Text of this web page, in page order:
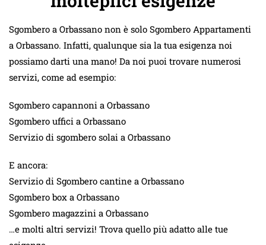
Sgombero a Orbassano non è solo Sgombero Appartamenti
a Orbassano. Infatti, qualunque sia la tua esigenza noi
possiamo darti una mano! Da noi puoi trovare numerosi
servizi, come ad esempio:
Sgombero capannoni a Orbassano
Sgombero uffici a Orbassano
Servizio di sgombero solai a Orbassano
E ancora:
Servizio di Sgombero cantine a Orbassano
Sgombero box a Orbassano
Sgombero magazzini a Orbassano
…e molti altri servizi! Trova quello più adatto alle tue